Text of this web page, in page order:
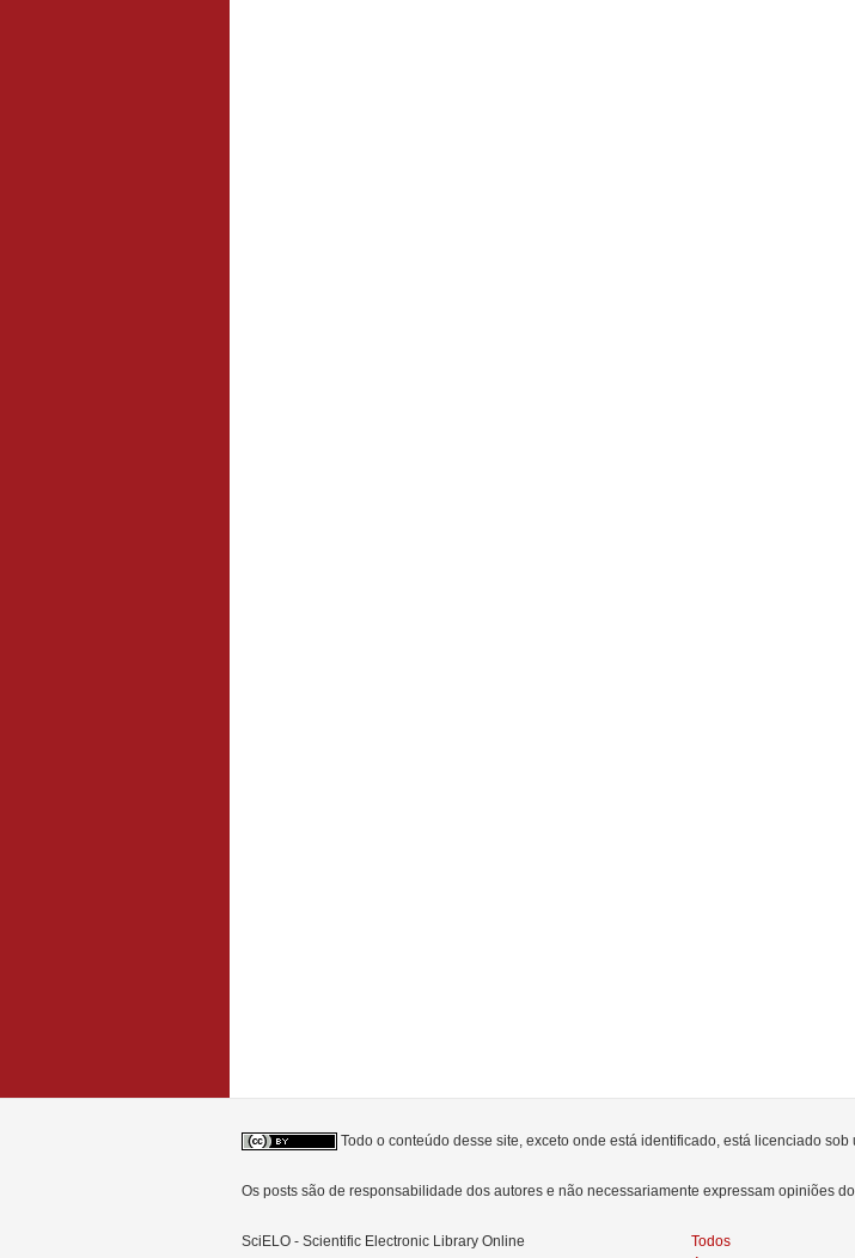
Todo o conteúdo desse site, exceto onde está identificado, está licenciado sob
Os posts são de responsabilidade dos autores e não necessariamente expressam opiniões
SciELO - Scientific Electronic Library Online Todos